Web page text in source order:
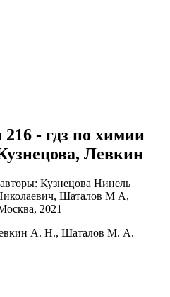
216 - гдз по химии
Левкин
А. Н., Шаталов М. А.